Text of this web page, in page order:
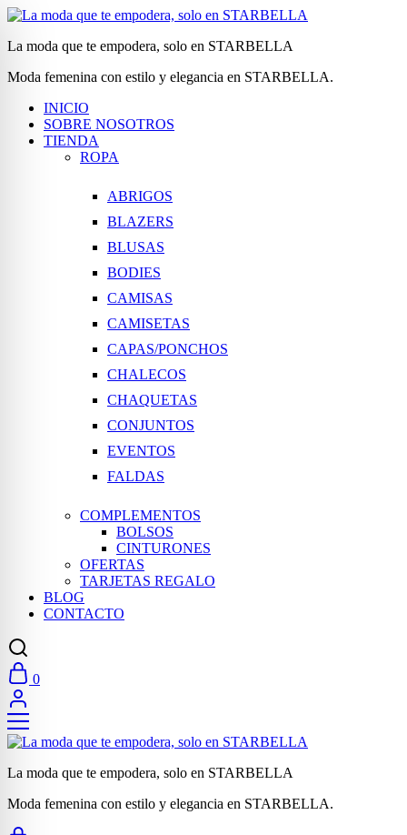
La moda que te empodera, solo en STARBELLA
Moda femenina con estilo y elegancia en STARBELLA.
INICIO
SOBRE NOSOTROS
TIENDA
ROPA
ABRIGOS
BLAZERS
BLUSAS
BODIES
CAMISAS
CAMISETAS
CAPAS/PONCHOS
CHALECOS
CHAQUETAS
CONJUNTOS
EVENTOS
FALDAS
COMPLEMENTOS
BOLSOS
CINTURONES
OFERTAS
TARJETAS REGALO
BLOG
CONTACTO
0
La moda que te empodera, solo en STARBELLA
Moda femenina con estilo y elegancia en STARBELLA.